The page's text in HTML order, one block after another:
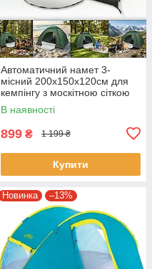
Автоматичний намет 3-
місний 200х150х120см для
кемпінгу з москітною сіткою
В наявності
899 ₴ 1 199 ₴
Купити
Новинка –13%